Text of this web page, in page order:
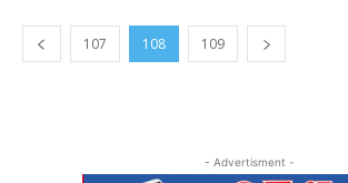
107 108 109
- Advertisment -